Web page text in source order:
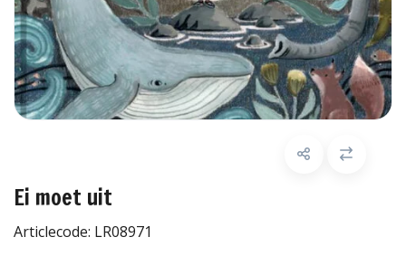
Ei moet uit
Articlecode: LR08971